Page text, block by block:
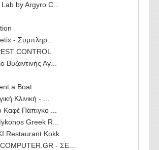
by Argyro C...
- Συμπληρ...
CONTROL
Βυζαντινής Αγ...
a Boat
Κλινική - ...
Καφέ Πάπιγκο ...
Greek R...
Restaurant Kokk...
- ΣΕ...